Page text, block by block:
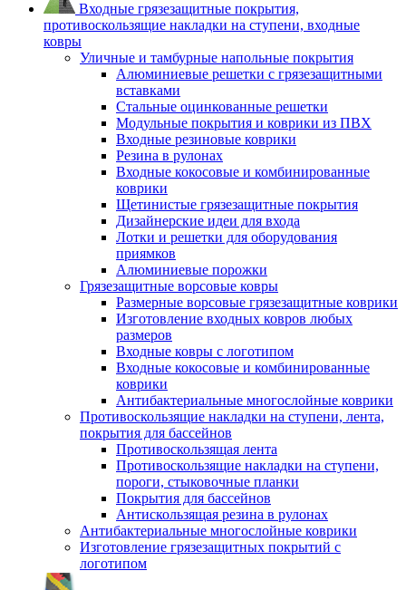
Входные грязезащитные покрытия,
противоскользящие накладки на ступени, входные
ковры
Уличные и тамбурные напольные покрытия
Алюминиевые решетки с грязезащитными
вставками
Стальные оцинкованные решетки
Модульные покрытия и коврики из ПВХ
Входные резиновые коврики
Резина в рулонах
Входные кокосовые и комбинированные
коврики
Щетинистые грязезащитные покрытия
Дизайнерские идеи для входа
Лотки и решетки для оборудования
приямков
Алюминиевые порожки
Грязезащитные ворсовые ковры
Размерные ворсовые грязезащитные коврики
Изготовление входных ковров любых
размеров
Входные ковры с логотипом
Входные кокосовые и комбинированные
коврики
Антибактериальные многослойные коврики
Противоскользящие накладки на ступени, лента,
покрытия для бассейнов
Противоскользящая лента
Противоскользящие накладки на ступени,
пороги, стыковочные планки
Покрытия для бассейнов
Антискользящая резина в рулонах
Антибактериальные многослойные коврики
Изготовление грязезащитных покрытий с
логотипом